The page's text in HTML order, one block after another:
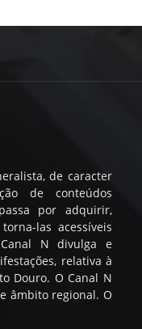
de caracter
de conteúdos
por adquirir,
las acessíveis
N divulga e
relativa à
Douro. O Canal N
âmbito regional. O